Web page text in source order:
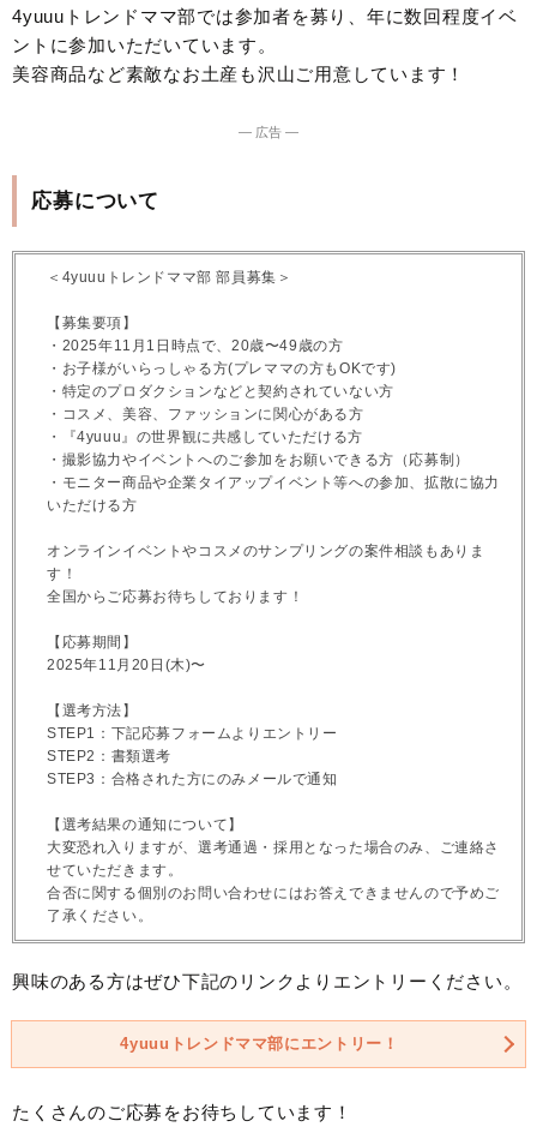
4yuuuトレンドママ部では参加者を募り、年に数回程度イベ
ントに参加いただいています。
美容商品など素敵なお土産も沢山ご用意しています！
― 広告 ―
応募について
＜4yuuuトレンドママ部 部員募集＞
【募集要項】
・2025年11月1日時点で、20歳〜49歳の方
・お子様がいらっしゃる方(プレママの方もOKです)
・特定のプロダクションなどと契約されていない方
・コスメ、美容、ファッションに関心がある方
・『4yuuu』の世界観に共感していただける方
・撮影協力やイベントへのご参加をお願いできる方（応募制）
・モニター商品や企業タイアップイベント等への参加、拡散に協力
いただける方
オンラインイベントやコスメのサンプリングの案件相談もありま
す！
全国からご応募お待ちしております！
【応募期間】
2025年11月20日(木)〜
【選考方法】
STEP1：下記応募フォームよりエントリー
STEP2：書類選考
STEP3：合格された方にのみメールで通知
【選考結果の通知について】
大変恐れ入りますが、選考通過・採用となった場合のみ、ご連絡さ
せていただきます。
合否に関する個別のお問い合わせにはお答えできませんので予めご
了承ください。
興味のある方はぜひ下記のリンクよりエントリーください。
4yuuuトレンドママ部にエントリー！
たくさんのご応募をお待ちしています！